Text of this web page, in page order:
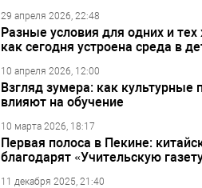
29 апреля 2026, 22:48
Разные условия для одних и
как сегодня устроена среда в
10 апреля 2026, 12:00
Взгляд зумера: как культурные
влияют на обучение
10 марта 2026, 18:17
Первая полоса в Пекине:
благодарят «Учительскую
11 декабря 2025, 21:40